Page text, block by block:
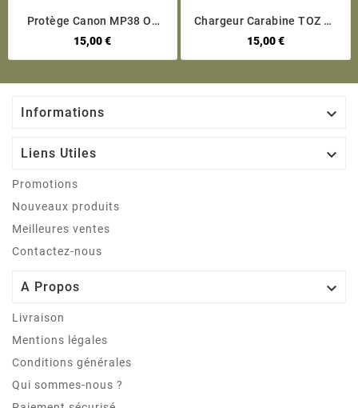
Protège Canon MP38 Ou
Plastique
15,00 €
Chargeur Carabine TOZ 78
15,00 €
Informations 
Liens Utiles 
Promotions
Nouveaux produits
Meilleures ventes
Contactez-nous
A Propos 
Livraison
Mentions légales
Conditions générales
Qui sommes-nous ?